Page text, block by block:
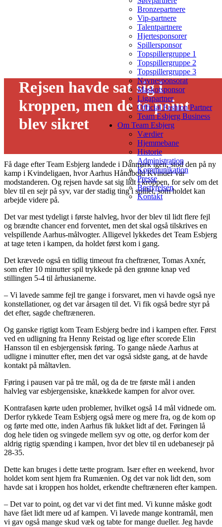
Bronzepartnere
Vip-partnere
Talentpartnere
Hjertesponsorer
Spillersponsor
Topspillergruppe 1
Topspillergruppe 2
Topspillergruppe 3
Navnesponsorat
Maskotsponsor
Ligapartner
Official Fashion Partner
Team Esbjerg Business
Om Team Esbjerg
Værdier
Hjemmebane
Historie
Administration
Kommunikation
Presse
Bestyrelsen
Kontakt
Rejsen havde sat sig i
kroppen, men de to point
blev sikret
Få dage efter Team Esbjerg landede i Danmark igen, stod den på ny
kamp i Kvindeligaen, hvor Aarhus Håndbold Kvinder var
modstanderen. Og rejsen havde sat sig lidt i kroppen, for selv om det
blev til en sejr på syv, var der stadig ting i spillet, som holdet kan
arbejde videre på.
Det var mest tydeligt i første halvleg, hvor der blev til lidt flere fejl
og brændte chancer end forventet, men det skal også tilskrives en
velspillende Aarhus-målvogter. Alligevel lykkedes det Team Esbjerg
at tage teten i kampen, da holdet først kom i gang.
Det krævede også en tidlig timeout fra cheftræner, Tomas Axnér,
som efter 10 minutter spil trykkede på den grønne knap ved
stillingen 5-4 til århusianerne.
– Vi lavede samme fejl tre gange i forsvaret, men vi havde også nye
konstellationer, og det var årsagen til det. Vi fik også bedre styr på
det efter, sagde cheftræneren.
Og ganske rigtigt kom Team Esbjerg bedre ind i kampen efter. Først
ved en udligning fra Henny Reistad og lige efter scorede Elin
Hansson til en esbjergensisk føring. To gange nåede Aarhus at
udligne i minutter efter, men det var også sidste gang, at de havde
kontakt på måltavlen.
Føring i pausen var på tre mål, og da de tre første mål i anden
halvleg var esbjergensiske, knækkede kampen for alvor over.
Kontrafasen kørte uden problemer, hvilket også 14 mål vidnede om.
Derfor rykkede Team Esbjerg også mere og mere fra, og de kom op
og førte med otte, inden Aarhus fik lukket lidt af det. Føringen lå
dog hele tiden og svingede mellem syv og otte, og derfor kom der
aldrig rigtig spænding i kampen, hvor det blev til en udebanesejr på
28-35.
Dette kan bruges i dette tætte program. Især efter en weekend, hvor
holdet kom sent hjem fra Rumænien. Og det var nok lidt den, som
havde sat i kroppen hos holdet, erkendte cheftræneren efter kampen.
– Det var to point, og det var vi det fint med. Vi kunne måske godt
have fået lidt mere ud af kampen. Vi lavede mange kontramål, men
vi gav også mange skud væk og tabte for mange dueller. Jeg havde